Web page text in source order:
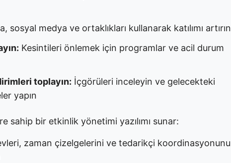
sosyal medya ve ortaklıkları kullanarak katılımı artırın
Kesintileri önlemek için programlar ve acil durum
toplayın: İçgörüleri inceleyin ve gelecekteki
yapın
sahip bir etkinlik yönetimi yazılımı sunar:
zaman çizelgelerini ve tedarikçi koordinasyonunu